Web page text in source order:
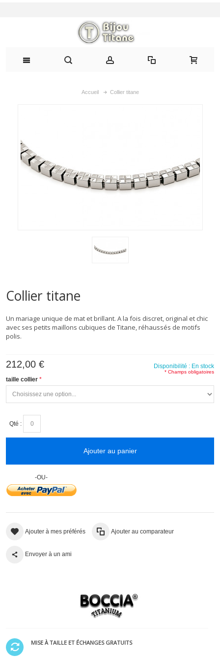
Accueil Collier titane
Collier titane
Un mariage unique de mat et brillant. A la fois discret, original et chic
avec ses petits maillons cubiques de Titane, réhaussés de motifs
polis.
Disponibilité : En stock
212,00 €
taille collier
* Champs obligatoires
Qté :
Ajouter au panier
-OU-
Ajouter à mes préférés Ajouter au comparateur
Envoyer à un ami
MISE À TAILLE ET ÉCHANGES GRATUITS